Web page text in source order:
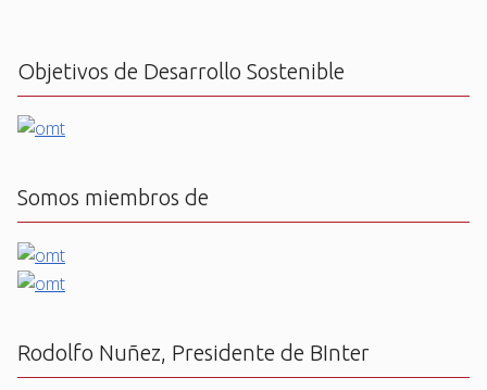
Objetivos de Desarrollo Sostenible
Somos miembros de
Rodolfo Nuñez, Presidente de BInter